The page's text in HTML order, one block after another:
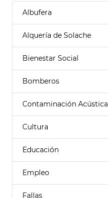
Albufera
Alquería de Solache
Bienestar Social
Bomberos
Contaminación Acústica
Cultura
Educación
Empleo
Fallas